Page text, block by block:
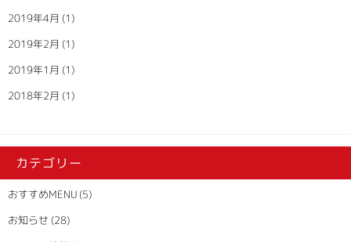
2019年4月 (1)
2019年2月 (1)
2019年1月 (1)
2018年2月 (1)
カテゴリー
おすすめMENU (5)
お知らせ (28)